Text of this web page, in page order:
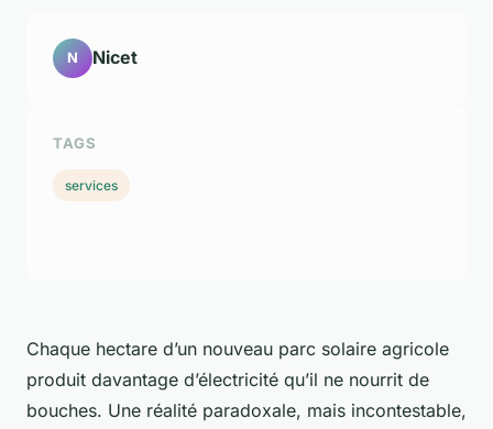
Chaque hectare d’un nouveau parc solaire agricole
produit davantage d’électricité qu’il ne nourrit de
bouches. Une réalité paradoxale, mais incontestable,
N Nicet
TAGS
services